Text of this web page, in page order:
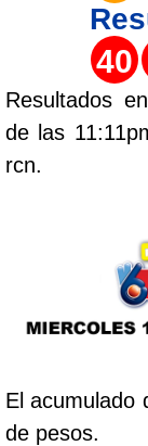
Lotería
Lotería
Lotería
Lotería
Lotería
Extra
40
Resultados
de las
rcn.
El acumulado
de pesos.